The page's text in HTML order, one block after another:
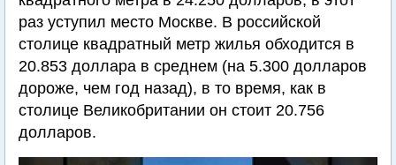
раз уступил место Москве. В российской
столице квадратный метр жилья обходится в
20.853 доллара в среднем (на 5.300 долларов
дороже, чем год назад), в то время, как в
столице Великобритании он стоит 20.756
долларов.